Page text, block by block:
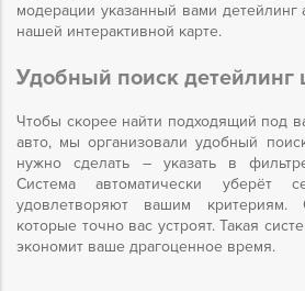
модерации указанный вами детейлинг
нашей интерактивной карте.
Удобный поиск детейлинг
Чтобы скорее найти подходящий под
авто, мы организовали удобный
нужно сделать – указать в
Система автоматически уберёт
удовлетворяют вашим критериям.
которые точно вас устроят. Такая
экономит ваше драгоценное время.